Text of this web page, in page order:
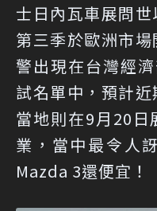
士日內瓦車展問
第三季於歐洲市
警出現在台灣經
試名單中，預計
當地則在9月20日
業，當中最令人
Mazda 3還便宜！